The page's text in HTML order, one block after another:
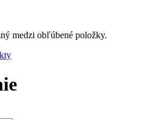
medzi obľúbené položky.